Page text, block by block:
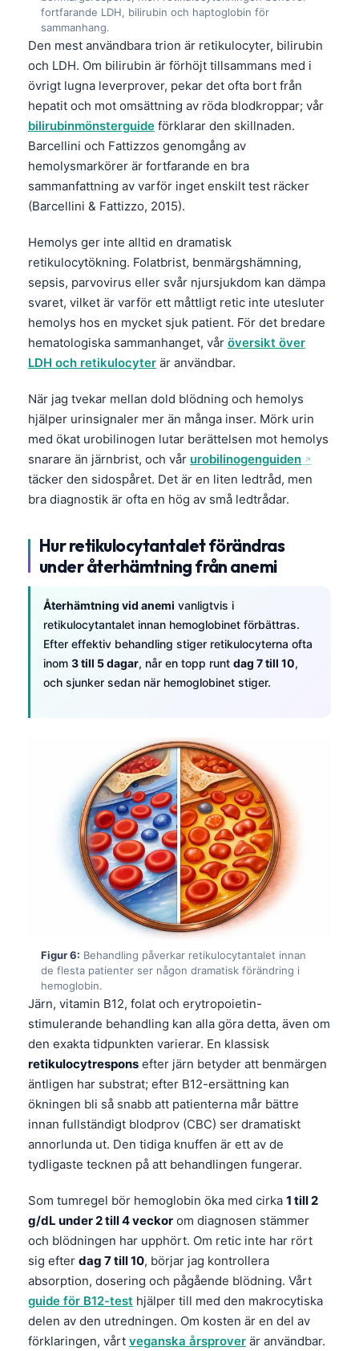
fortfarande LDH, bilirubin och haptoglobin för
sammanhang.
Den mest användbara trion är retikulocyter, bilirubin
och LDH. Om bilirubin är förhöjt tillsammans med i
övrigt lugna leverprover, pekar det ofta bort från
hepatit och mot omsättning av röda blodkroppar; vår
bilirubinmönsterguide förklarar den skillnaden.
Barcellini och Fattizzos genomgång av
hemolysmarkörer är fortfarande en bra
sammanfattning av varför inget enskilt test räcker
(Barcellini & Fattizzo, 2015).
Hemolys ger inte alltid en dramatisk
retikulocytökning. Folatbrist, benmärgshämning,
sepsis, parvovirus eller svår njursjukdom kan dämpa
svaret, vilket är varför ett måttligt retic inte utesluter
hemolys hos en mycket sjuk patient. För det bredare
hematologiska sammanhanget, vår översikt över
LDH och retikulocyter är användbar.
När jag tvekar mellan dold blödning och hemolys
hjälper urinsignaler mer än många inser. Mörk urin
med ökat urobilinogen lutar berättelsen mot hemolys
snarare än järnbrist, och vår urobilinogenguiden
täcker den sidospåret. Det är en liten ledtråd, men
bra diagnostik är ofta en hög av små ledtrådar.
Hur retikulocytantalet förändras
under återhämtning från anemi
Återhämtning vid anemi vanligtvis i
retikulocytantalet innan hemoglobinet förbättras.
Efter effektiv behandling stiger retikulocyterna ofta
inom 3 till 5 dagar, når en topp runt dag 7 till 10,
och sjunker sedan när hemoglobinet stiger.
Figur 6: Behandling påverkar retikulocytantalet innan
de flesta patienter ser någon dramatisk förändring i
hemoglobin.
Järn, vitamin B12, folat och erytropoietin-
stimulerande behandling kan alla göra detta, även om
den exakta tidpunkten varierar. En klassisk
retikulocytrespons efter järn betyder att benmärgen
äntligen har substrat; efter B12-ersättning kan
ökningen bli så snabb att patienterna mår bättre
innan fullständigt blodprov (CBC) ser dramatiskt
annorlunda ut. Den tidiga knuffen är ett av de
tydligaste tecknen på att behandlingen fungerar.
Som tumregel bör hemoglobin öka med cirka 1 till 2
g/dL under 2 till 4 veckor om diagnosen stämmer
och blödningen har upphört. Om retic inte har rört
sig efter dag 7 till 10, börjar jag kontrollera
absorption, dosering och pågående blödning. Vårt
guide för B12-test hjälper till med den makrocytiska
delen av den utredningen. Om kosten är en del av
förklaringen, vårt veganska årsprover är användbar.
Slovenčina
پښتو
سنڌي
සිංහල
অসমীয়া
Latviešu valoda
Македонски јазик
Euskara
Gàidhlig
العربية المغربية
Afrikaans
Монгол
ພາສາລາວ
Basa Jawa
Cebuano
ئۇيغۇرچە
Кыргызча
Татар теле
Беларуская мова
Norsk bokmål